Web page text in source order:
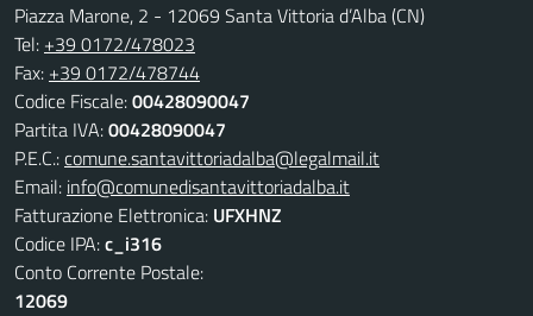
Piazza Marone, 2 - 12069 Santa Vittoria d’Alba (CN)
Tel: +39 0172/478023
Fax: +39 0172/478744
Codice Fiscale:00428090047
Partita IVA:00428090047
P.E.C.:comune.santavittoriadalba@legalmail.it
Email: info@comunedisantavittoriadalba.it
Fatturazione Elettronica: UFXHNZ
Codice IPA:c_i316
Conto Corrente Postale:
12069